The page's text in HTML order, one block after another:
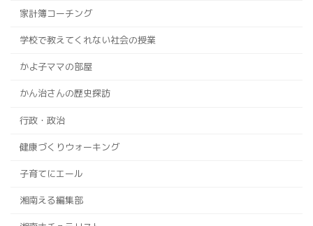
家計簿コーチング
学校で教えてくれない社会の授業
かよ子ママの部屋
かん治さんの歴史探訪
行政・政治
健康づくりウォーキング
子育てにエール
湘南える編集部